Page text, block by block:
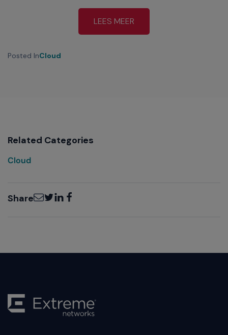
LEES MEER
Posted InCloud
Related Categories
Cloud
ShareEmailTwitter
LinkedInFacebook